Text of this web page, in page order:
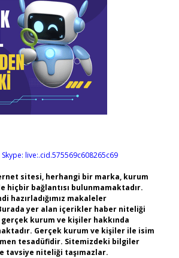
Skype: live:.cid.575569c608265c69
sitesi, herhangi bir marka, kurum
hiçbir bağlantısı bulunmamaktadır.
hazırladığımız makaleler
yer alan içerikler haber niteliği
kurum ve kişiler hakkında
Gerçek kurum ve kişiler ile isim
tesadüfidir. Sitemizdeki bilgiler
tavsiye niteliği taşımazlar.